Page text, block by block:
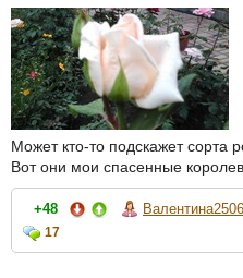
Может кто-то подскажет сорта
Вот они мои спасенные
+48 Валентина2506
17